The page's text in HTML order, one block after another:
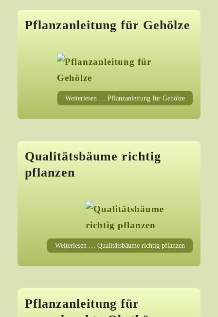
Pflanzanleitung für Gehölze
Weiterlesen … Pflanzanleitung für Gehölze
Qualitätsbäume richtig
pflanzen
Weiterlesen … Qualitätsbäume richtig pflanzen
Pflanzanleitung für